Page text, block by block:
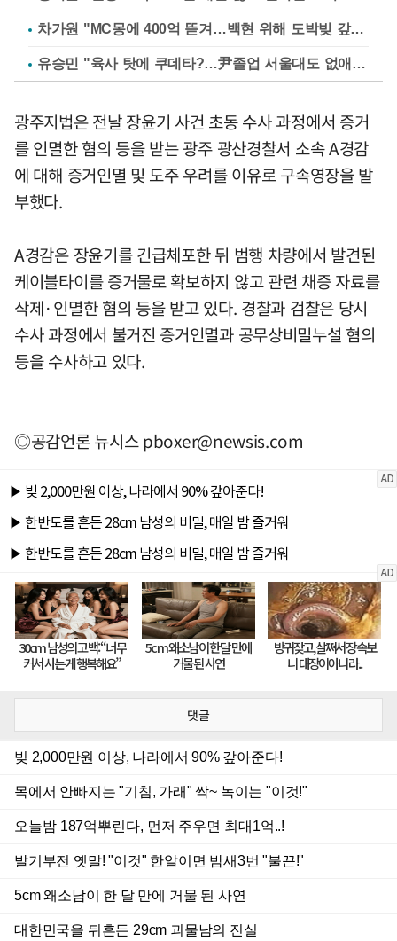
차가원 "MC몽에 400억 뜯겨…백현 위해 도박빚 갚아줘"
유승민 "육사 탓에 쿠데타?…尹졸업 서울대도 없애나"
광주지법은 전날 장윤기 사건 초동 수사 과정에서 증거
를 인멸한 혐의 등을 받는 광주 광산경찰서 소속 A경감
에 대해 증거인멸 및 도주 우려를 이유로 구속영장을 발
부했다.
A경감은 장윤기를 긴급체포한 뒤 범행 차량에서 발견된
케이블타이를 증거물로 확보하지 않고 관련 채증 자료를
삭제·인멸한 혐의 등을 받고 있다. 경찰과 검찰은 당시
수사 과정에서 불거진 증거인멸과 공무상비밀누설 혐의
등을 수사하고 있다.
◎공감언론 뉴시스pboxer@newsis.com
댓글